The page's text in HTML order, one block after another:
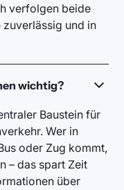
verfolgen beide
zuverlässig und in
wichtig?
Baustein für
Wer in
oder Zug kommt,
– das spart Zeit
über